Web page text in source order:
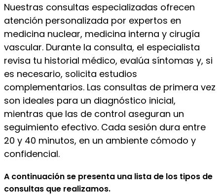
Nuestras consultas especializadas ofrecen
atención personalizada por expertos en
medicina nuclear, medicina interna y cirugía
vascular. Durante la consulta, el especialista
revisa tu historial médico, evalúa síntomas y, si
es necesario, solicita estudios
complementarios. Las consultas de primera vez
son ideales para un diagnóstico inicial,
mientras que las de control aseguran un
seguimiento efectivo. Cada sesión dura entre
20 y 40 minutos, en un ambiente cómodo y
confidencial.
A continuación se presenta una lista de los tipos de
consultas que realizamos.